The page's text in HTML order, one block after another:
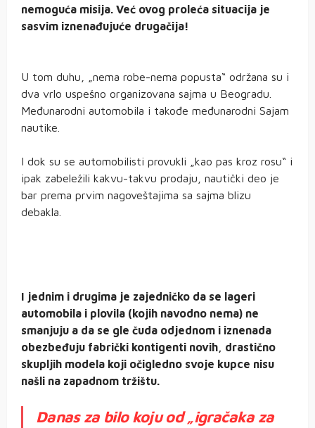
nemoguća misija. Već ovog proleća situacija je
sasvim iznenađujuće drugačija!
U tom duhu, „nema robe-nema popusta“ održana su i
dva vrlo uspešno organizovana sajma u Beogradu.
Međunarodni automobila i takođe međunarodni Sajam
nautike.
I dok su se automobilisti provukli „kao pas kroz rosu“ i
ipak zabeležili kakvu-takvu prodaju, nautički deo je
bar prema prvim nagoveštajima sa sajma blizu
debakla.
I jednim i drugima je zajedničko da se lageri
automobila i plovila (kojih navodno nema) ne
smanjuju a da se gle čuda odjednom i iznenada
obezbeđuju fabrički kontigenti novih, drastično
skupljih modela koji očigledno svoje kupce nisu
našli na zapadnom tržištu.
Danas za bilo koju od „igračaka za